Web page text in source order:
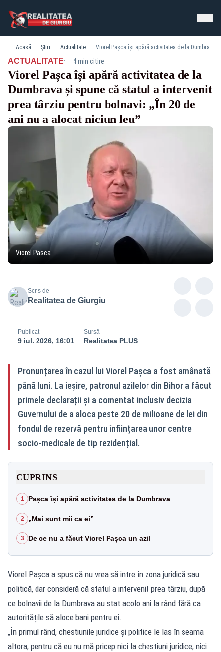
Acasă Știri Actualitate Viorel Pașca își apără activitatea de la Dumbrava și spune că statul a intervenit prea târziu pentru bolnavi: „În 20 de ani nu a alocat niciun leu”
ACTUALITATE· 4 min citire
Viorel Pașca își apără activitatea de la
Dumbrava și spune că statul a intervenit
prea târziu pentru bolnavi: „În 20 de
ani nu a alocat niciun leu”
Viorel Pasca
Scris de
Realitatea de Giurgiu
Publicat
9 iul. 2026, 16:01
Sursă
Realitatea PLUS
Pronunțarea în cazul lui Viorel Pașca a fost amânată
până luni. La ieșire, patronul azilelor din Bihor a făcut
primele declarații și a comentat inclusiv decizia
Guvernului de a aloca peste 20 de milioane de lei din
fondul de rezervă pentru înființarea unor centre
socio-medicale de tip rezidențial.
CUPRINS
1 Pașca își apără activitatea de la Dumbrava
2 „Mai sunt mii ca ei”
3 De ce nu a făcut Viorel Pașca un azil
Viorel Pașca a spus că nu vrea să intre în zona juridică sau
politică, dar consideră că statul a intervenit prea târziu, după
ce bolnavii de la Dumbrava au stat acolo ani la rând fără ca
autoritățile să aloce bani pentru ei.
„În primul rând, chestiunile juridice și politice le las în seama
altora, pentru că eu nu mă pricep nici la chestiuni juridice, nici